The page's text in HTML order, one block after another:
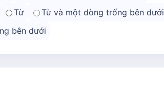
Từ Từ và một dòng trống bên dưới
bên dưới